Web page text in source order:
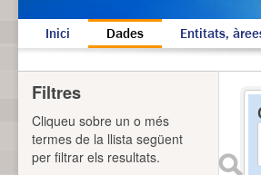
Inici Dades Entitats,
Filtres
Cliqueu sobre un o més
termes de la llista següent
per filtrar els resultats.